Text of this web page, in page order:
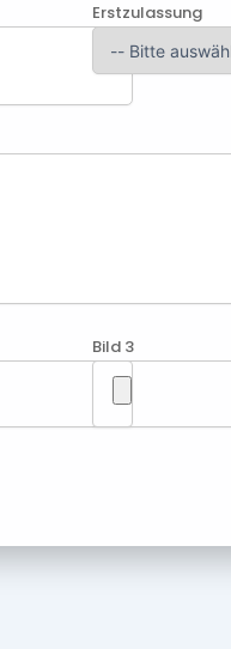
Erstzulassung
Bild 3